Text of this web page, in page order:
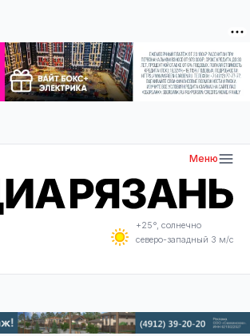
Меню
+25°, солнечно
северо-западный 3 м/с